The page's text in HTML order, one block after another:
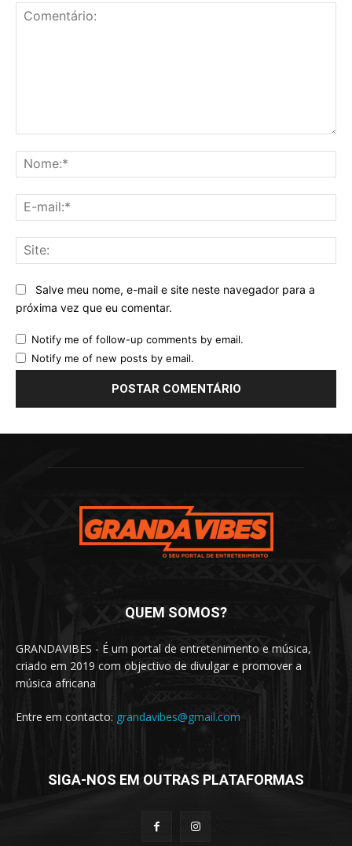
Salve meu nome, e-mail e site neste navegador para a
próxima vez que eu comentar.
Notify me of follow-up comments by email.
Notify me of new posts by email.
QUEM SOMOS?
GRANDAVIBES - É um portal de entretenimento e música,
criado em 2019 com objectivo de divulgar e promover a
música africana
Entre em contacto: grandavibes@gmail.com
SIGA-NOS EM OUTRAS PLATAFORMAS